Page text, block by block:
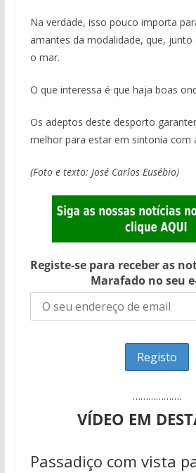
Na verdade, isso pouco importa
amantes da modalidade, que, junto
o mar.
O que interessa é que haja boas
Os adeptos deste desporto
melhor para estar em sintonia com
(Foto e texto: José Carlos Eusébio)
Registe-se para receber as
Marafado no seu
……………….
VÍDEO EM
Passadiço com vista